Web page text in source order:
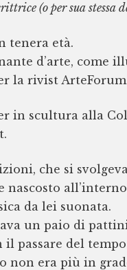
(o per sua
tenera età.
d’arte, come
la rivist
in scultura alla
che si
nascosto
da lei suonata.
un paio di
passare del
non era più in